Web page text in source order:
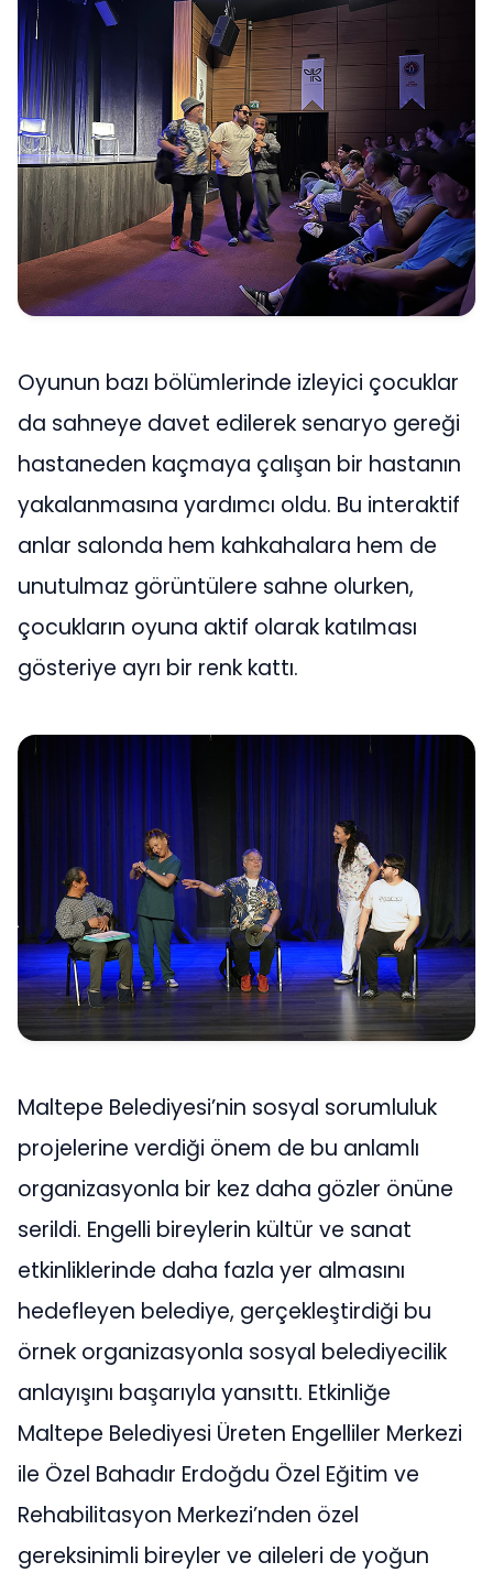
Oyunun bazı bölümlerinde izleyici çocuklar
da sahneye davet edilerek senaryo gereği
hastaneden kaçmaya çalışan bir hastanın
yakalanmasına yardımcı oldu. Bu interaktif
anlar salonda hem kahkahalara hem de
unutulmaz görüntülere sahne olurken,
çocukların oyuna aktif olarak katılması
gösteriye ayrı bir renk kattı.
Maltepe Belediyesi’nin sosyal sorumluluk
projelerine verdiği önem de bu anlamlı
organizasyonla bir kez daha gözler önüne
serildi. Engelli bireylerin kültür ve sanat
etkinliklerinde daha fazla yer almasını
hedefleyen belediye, gerçekleştirdiği bu
örnek organizasyonla sosyal belediyecilik
anlayışını başarıyla yansıttı. Etkinliğe
Maltepe Belediyesi Üreten Engelliler Merkezi
ile Özel Bahadır Erdoğdu Özel Eğitim ve
Rehabilitasyon Merkezi’nden özel
gereksinimli bireyler ve aileleri de yoğun